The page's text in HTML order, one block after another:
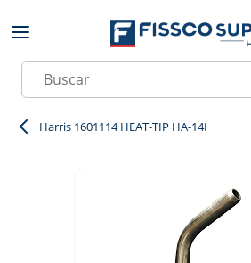
Skip to main content
Site Search
Harris 1601114 HEAT-TIP HA-14I